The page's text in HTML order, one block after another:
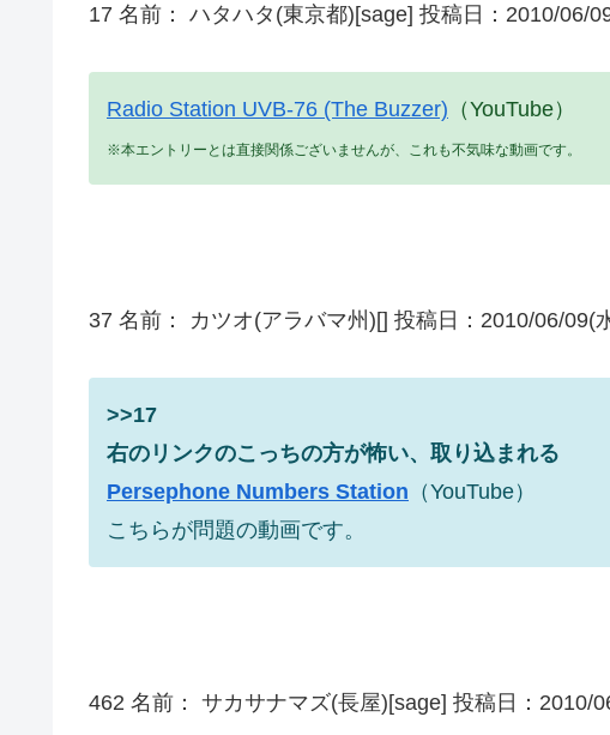
17 名前： ハタハタ(東京都)[sage] 投稿日：2010/06/
Radio Station UVB-76 (The Buzzer) （YouTube）
※本エントリーとは直接関係ございませんが、これも不気味な動画です。
37 名前： カツオ(アラバマ州)[] 投稿日：2010/06/09(
>>17
右のリンクのこっちの方が怖い、取り込まれる
Persephone Numbers Station （YouTube）
こちらが問題の動画です。
462 名前： サカサナマズ(長屋)[sage] 投稿日：2010/